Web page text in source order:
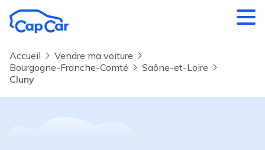
Accueil
Vendre ma voiture
Bourgogne-Franche-Comté
Saône-et-Loire
Cluny